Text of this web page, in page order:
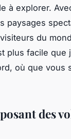
à explorer.
paysages
du
plus facile que
où que vous
des